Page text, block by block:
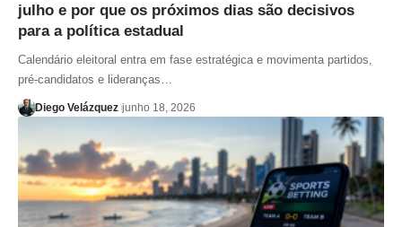
julho e por que os próximos dias são decisivos
para a política estadual
Calendário eleitoral entra em fase estratégica e movimenta partidos,
pré-candidatos e lideranças…
Diego Velázquez junho 18, 2026